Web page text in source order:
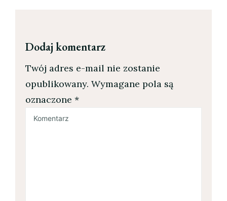
Dodaj komentarz
Twój adres e-mail nie zostanie
opublikowany. Wymagane pola są
oznaczone *